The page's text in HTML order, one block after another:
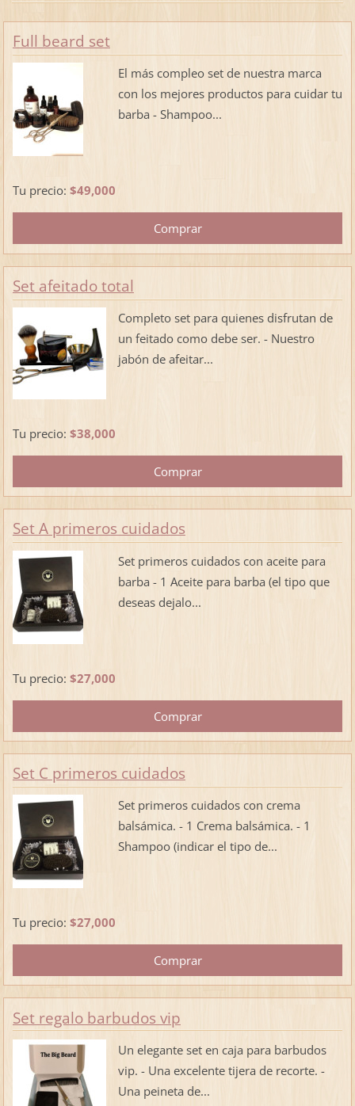
Full beard set
El más compleo set de nuestra marca
con los mejores productos para cuidar tu
barba - Shampoo...
Tu precio: $49,000
Set afeitado total
Completo set para quienes disfrutan de
un feitado como debe ser. - Nuestro
jabón de afeitar...
Tu precio: $38,000
Set A primeros cuidados
Set primeros cuidados con aceite para
barba - 1 Aceite para barba (el tipo que
deseas dejalo...
Tu precio: $27,000
Set C primeros cuidados
Set primeros cuidados con crema
balsámica. - 1 Crema balsámica. - 1
Shampoo (indicar el tipo de...
Tu precio: $27,000
Set regalo barbudos vip
Un elegante set en caja para barbudos
vip. - Una excelente tijera de recorte. -
Una peineta de...